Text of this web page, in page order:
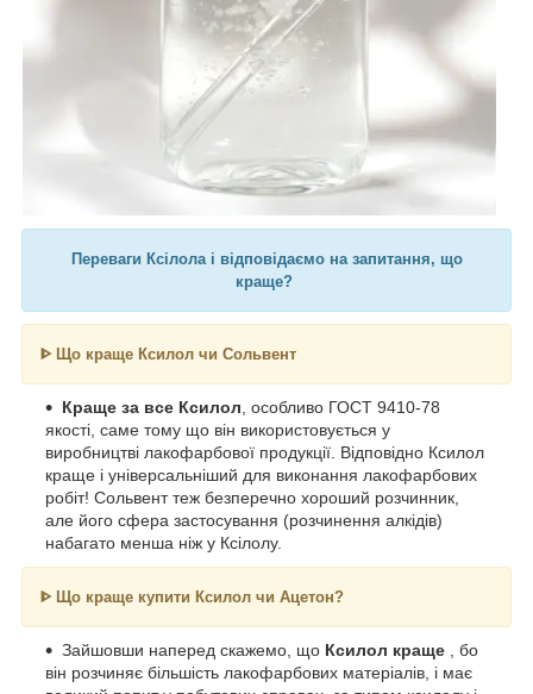
Переваги Ксілола і відповідаємо на запитання, що
краще?
ᐈ Що краще Ксилол чи Сольвент
Краще за все Ксилол , особливо ГОСТ 9410-78
якості, саме тому що він використовується у
виробництві лакофарбової продукції. Відповідно Ксилол
краще і універсальніший для виконання лакофарбових
робіт! Сольвент теж безперечно хороший розчинник,
але його сфера застосування (розчинення алкідів)
набагато менша ніж у Ксілолу.
ᐈ Що краще купити Ксилол чи Ацетон?
Зайшовши наперед скажемо, що Ксилол краще
, бо
він розчиняє більшість лакофарбових матеріалів, і має